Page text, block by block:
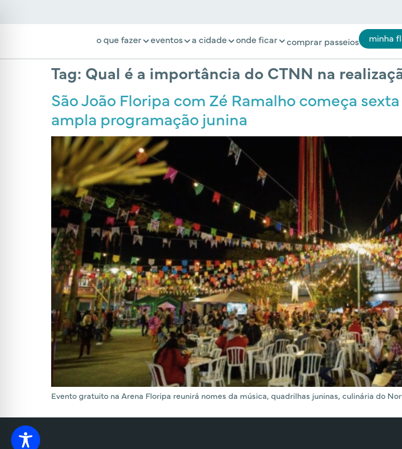
o que fazer eventos a cidade onde ficar comprar passeios minha
Tag: Qual é a importância do CTNN na
São João Floripa com Zé Ramalho começa
ampla programação junina
Evento gratuito na Arena Floripa reunirá nomes da música, quadrilhas juninas, culinária do